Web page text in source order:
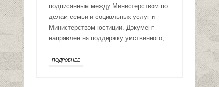
подписанным между Министерством по
делам семьи и социальных услуг и
Министерством юстиции. Документ
направлен на поддержку умственного,
ПОДРОБНЕЕ